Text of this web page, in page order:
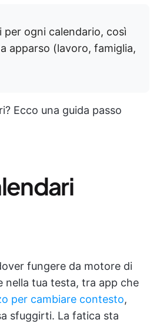
ogni calendario, così
apparso (lavoro, famiglia,
Ecco una guida passo
fungere da motore di
nella tua testa, tra app che
per cambiare contesto,
sfuggirti. La fatica sta